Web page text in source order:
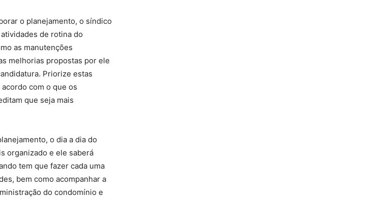
o planejamento, o síndico
de rotina do
as manutenções
melhorias propostas por ele
Priorize estas
com o que os
que seja mais
o dia a dia do
organizado e ele saberá
tem que fazer cada uma
bem como acompanhar a
do condomínio e